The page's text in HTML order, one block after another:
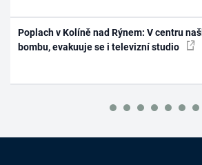
Poplach v Kolíně nad Rýnem: V centru
bombu, evakuuje se i televizní studio